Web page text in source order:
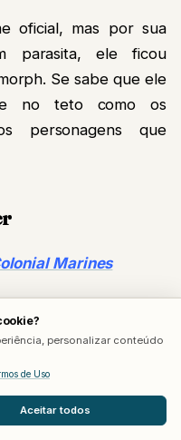
oficial, mas por sua
parasita, ele ficou
Se sabe que ele
no teto como os
personagens que
Marines
totalmente lisa.
preferem combates
preferem manter
sombra, atacando
personalizar conteúdo
de Uso
Aceitar todos